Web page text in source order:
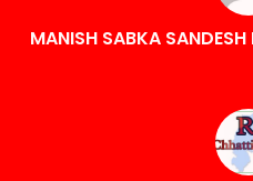
MANISH SABKA